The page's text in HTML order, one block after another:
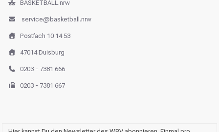
BASKETBALL.nrw
service@basketball.nrw
Postfach 10 14 53
47014 Duisburg
0203 - 7381 666
0203 - 7381 667